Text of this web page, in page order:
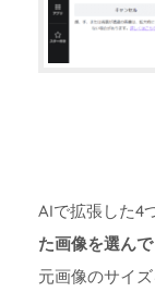
AIで拡張した4
た画像を選ん
元画像のサイ